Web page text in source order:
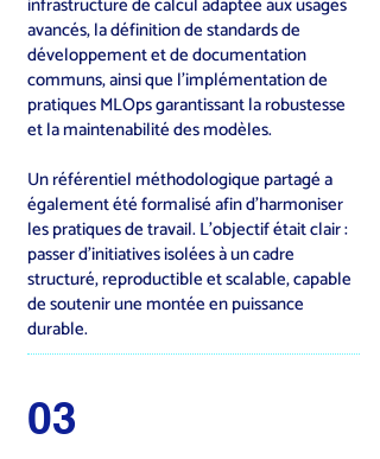
avancés, la définition de standards de
développement et de documentation
communs, ainsi que l’implémentation de
pratiques MLOps garantissant la robustesse
et la maintenabilité des modèles.
Un référentiel méthodologique partagé a
également été formalisé afin d’harmoniser
les pratiques de travail. L’objectif était clair :
passer d’initiatives isolées à un cadre
structuré, reproductible et scalable, capable
de soutenir une montée en puissance
durable.
03